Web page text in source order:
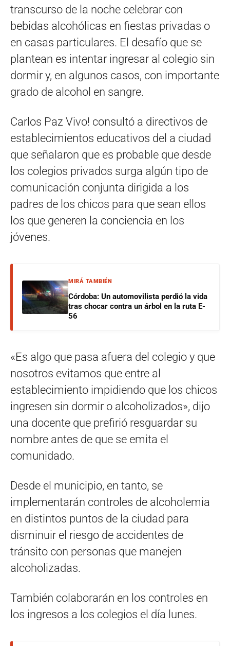
transcurso de la noche celebrar con
bebidas alcohólicas en fiestas privadas o
en casas particulares. El desafío que se
plantean es intentar ingresar al colegio sin
dormir y, en algunos casos, con importante
grado de alcohol en sangre.
Carlos Paz Vivo! consultó a directivos de
establecimientos educativos del a ciudad
que señalaron que es probable que desde
los colegios privados surga algún tipo de
comunicación conjunta dirigida a los
padres de los chicos para que sean ellos
los que generen la conciencia en los
jóvenes.
MIRÁ TAMBIÉN
Córdoba: Un automovilista perdió la vida
tras chocar contra un árbol en la ruta E-
56
«Es algo que pasa afuera del colegio y que
nosotros evitamos que entre al
establecimiento impidiendo que los chicos
ingresen sin dormir o alcoholizados», dijo
una docente que prefirió resguardar su
nombre antes de que se emita el
comunidado.
Desde el municipio, en tanto, se
implementarán controles de alcoholemia
en distintos puntos de la ciudad para
disminuir el riesgo de accidentes de
tránsito con personas que manejen
alcoholizadas.
También colaborarán en los controles en
los ingresos a los colegios el día lunes.